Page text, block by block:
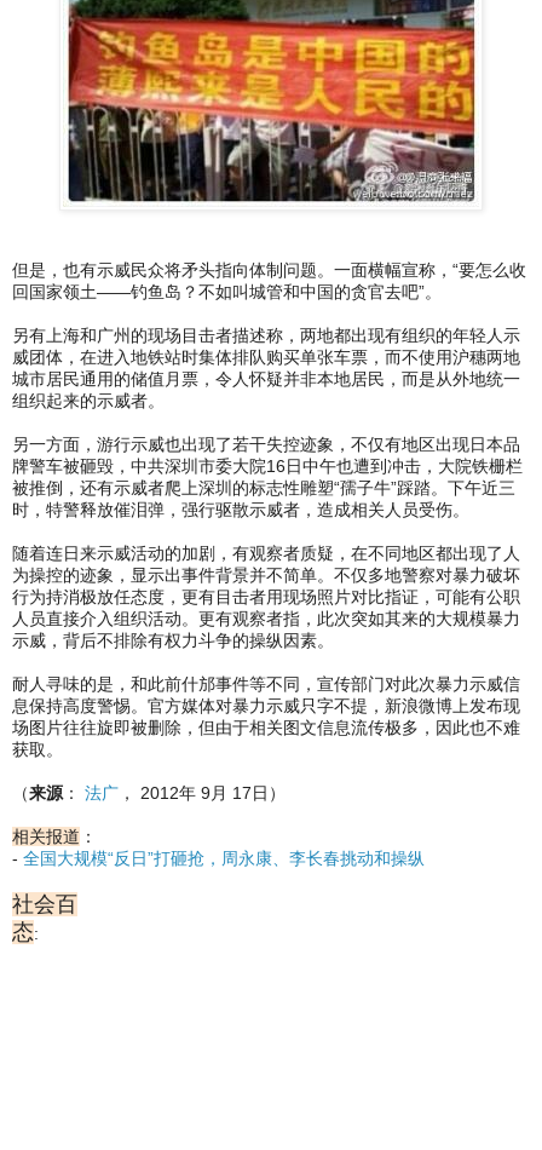
但是，也有示威民众将矛头指向体制问题。一面横幅宣称，“要怎么收
回国家领土——钓鱼岛？不如叫城管和中国的贪官去吧”。
另有上海和广州的现场目击者描述称，两地都出现有组织的年轻人示
威团体，在进入地铁站时集体排队购买单张车票，而不使用沪穗两地
城市居民通用的储值月票，令人怀疑并非本地居民，而是从外地统一
组织起来的示威者。
另一方面，游行示威也出现了若干失控迹象，不仅有地区出现日本品
牌警车被砸毁，中共深圳市委大院16日中午也遭到冲击，大院铁栅栏
被推倒，还有示威者爬上深圳的标志性雕塑“孺子牛”踩踏。下午近三
时，特警释放催泪弹，强行驱散示威者，造成相关人员受伤。
随着连日来示威活动的加剧，有观察者质疑，在不同地区都出现了人
为操控的迹象，显示出事件背景并不简单。不仅多地警察对暴力破坏
行为持消极放任态度，更有目击者用现场照片对比指证，可能有公职
人员直接介入组织活动。更有观察者指，此次突如其来的大规模暴力
示威，背后不排除有权力斗争的操纵因素。
耐人寻味的是，和此前什邡事件等不同，宣传部门对此次暴力示威信
息保持高度警惕。官方媒体对暴力示威只字不提，新浪微博上发布现
场图片往往旋即被删除，但由于相关图文信息流传极多，因此也不难
获取。
（来源 ： 法广 ， 2012年 9月 17日）
相关报道 ：
- 全国大规模“反日”打砸抢，周永康、李长春挑动和操纵
社会百
态: